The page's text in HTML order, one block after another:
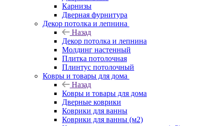
Карнизы
Дверная фурнитура
Декор потолка и лепнина
Назад
Декор потолка и лепнина
Молдинг настенный
Плитка потолочная
Плинтус потолочный
Ковры и товары для дома
Назад
Ковры и товары для дома
Дверные коврики
Коврики для ванны
Коврики для ванны (м2)